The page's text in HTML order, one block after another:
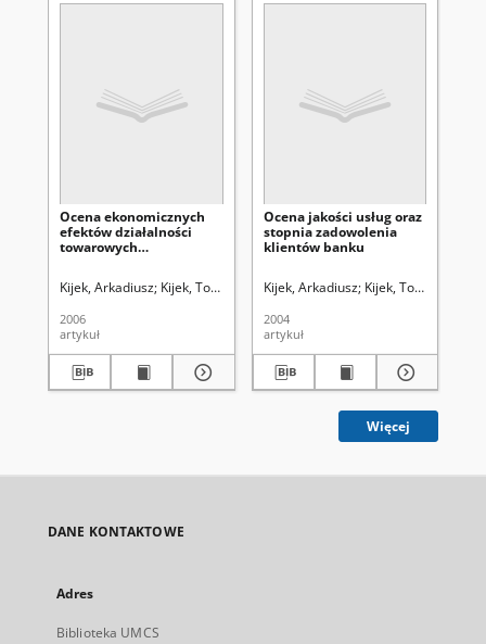
Ocena ekonomicznych
efektów działalności
towarowych
Kijek, Arkadiusz Kijek, Tomasz Wich, Urszula. Redaktor sekcji
2006
artykuł
Ocena jakości usług oraz
stopnia zadowolenia
klientów banku
Kijek, Arkadiusz Kijek, Tomasz
2004
artykuł
Więcej
DANE KONTAKTOWE
Adres
Biblioteka UMCS